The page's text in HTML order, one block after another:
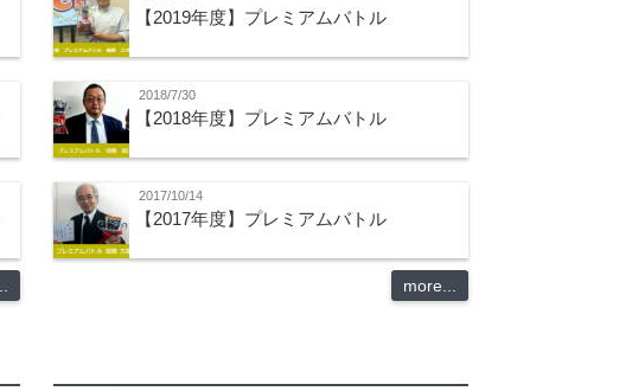
【2019年度】プレミアムバトル
2018/7/30
【2018年度】プレミアムバトル
2017/10/14
【2017年度】プレミアムバトル
more...